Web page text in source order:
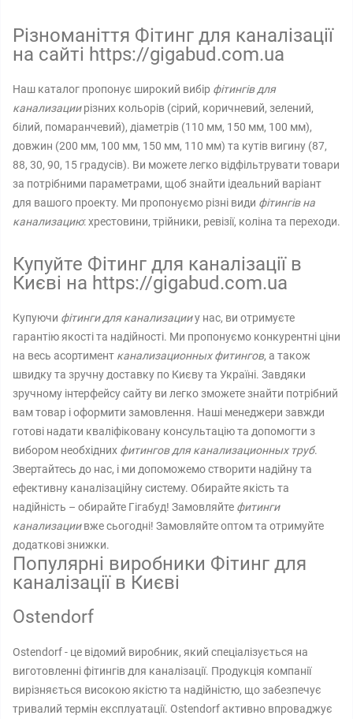
Різноманіття Фітинг для каналізації
на сайті https://gigabud.com.ua
Наш каталог пропонує широкий вибір фітингів для
канализациирізних кольорів (сірий, коричневий, зелений,
білий, помаранчевий), діаметрів (110 мм, 150 мм, 100 мм),
довжин (200 мм, 100 мм, 150 мм, 110 мм) та кутів вигину (87,
88, 30, 90, 15 градусів). Ви можете легко відфільтрувати товари
за потрібними параметрами, щоб знайти ідеальний варіант
для вашого проекту. Ми пропонуємо різні види фітингів на
канализацию: хрестовини, трійники, ревізії, коліна та переходи.
Купуйте Фітинг для каналізації в
Києві на https://gigabud.com.ua
Купуючи фітинги для канализацииу нас, ви отримуєте
гарантію якості та надійності. Ми пропонуємо конкурентні ціни
на весь асортимент канализационных фитингов, а також
швидку та зручну доставку по Києву та Україні. Завдяки
зручному інтерфейсу сайту ви легко зможете знайти потрібний
вам товар і оформити замовлення. Наші менеджери завжди
готові надати кваліфіковану консультацію та допомогти з
вибором необхідних фитингов для канализационных труб.
Звертайтесь до нас, і ми допоможемо створити надійну та
ефективну каналізаційну систему. Обирайте якість та
надійність – обирайте Гігабуд! Замовляйте фитинги
канализациивже сьогодні! Замовляйте оптом та отримуйте
додаткові знижки.
Популярні виробники Фітинг для
каналізації в Києві
Ostendorf
Ostendorf - це відомий виробник, який спеціалізується на
виготовленні фітингів для каналізації. Продукція компанії
вирізняється високою якістю та надійністю, що забезпечує
тривалий термін експлуатації. Ostendorf активно впроваджує